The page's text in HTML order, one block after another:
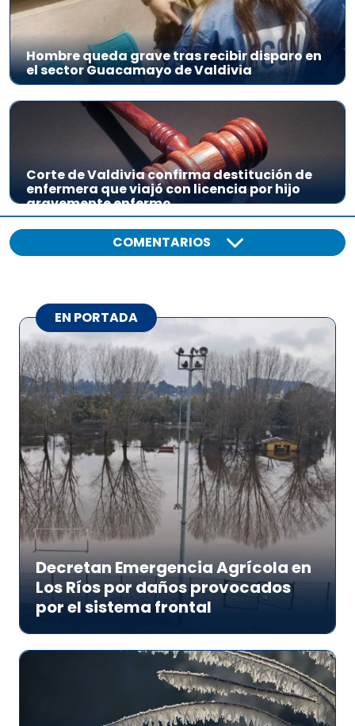
Hombre queda grave tras recibir disparo en
el sector Guacamayo de Valdivia
Corte de Valdivia confirma destitución de
enfermera que viajó con licencia por hijo
gravemente enfermo
COMENTARIOS
EN PORTADA
Decretan Emergencia Agrícola en
Los Ríos por daños provocados
por el sistema frontal